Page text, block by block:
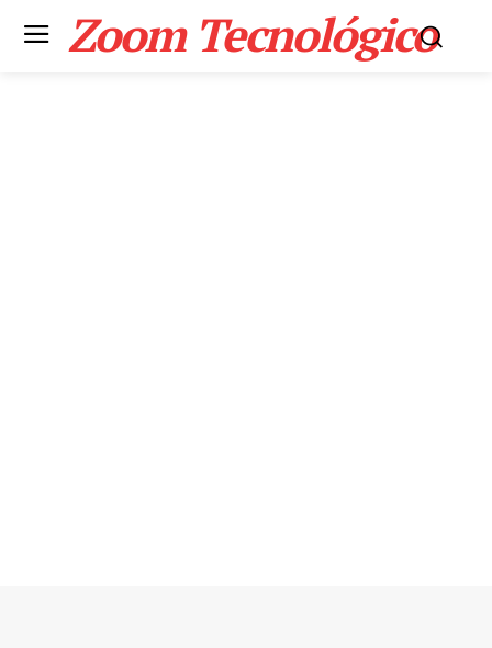
Zoom Tecnológico